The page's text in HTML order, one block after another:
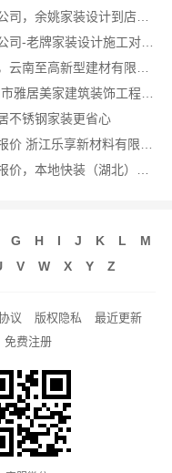
宁波雅美和居建材科技有限公司，余姚家装设计到店咨询
宁波雅美和居建材科技有限公司-老牌家装设计施工对接渠道
佛山市区靠谱家装施工-佛山市雅居美家建筑装饰工程有限公司
不锈钢家装更省心
G H I J K L
M
V W X Y Z
议 版权隐私
最近更新
免费注册